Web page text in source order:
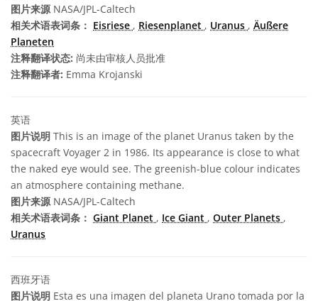
图片来源NASA/JPL-Caltech
相关术语表词条： Eisriese , Riesenplanet , Uranus , Äußere
Planeten
注释翻译状态: 尚未由审核人员批准
注释翻译者: Emma Krojanski
英语
图片说明 This is an image of the planet Uranus taken by the
spacecraft Voyager 2 in 1986. Its appearance is close to what
the naked eye would see. The greenish-blue colour indicates
an atmosphere containing methane.
图片来源NASA/JPL-Caltech
相关术语表词条： Giant Planet , Ice Giant , Outer Planets ,
Uranus
西班牙语
图片说明 Esta es una imagen del planeta Urano tomada por la